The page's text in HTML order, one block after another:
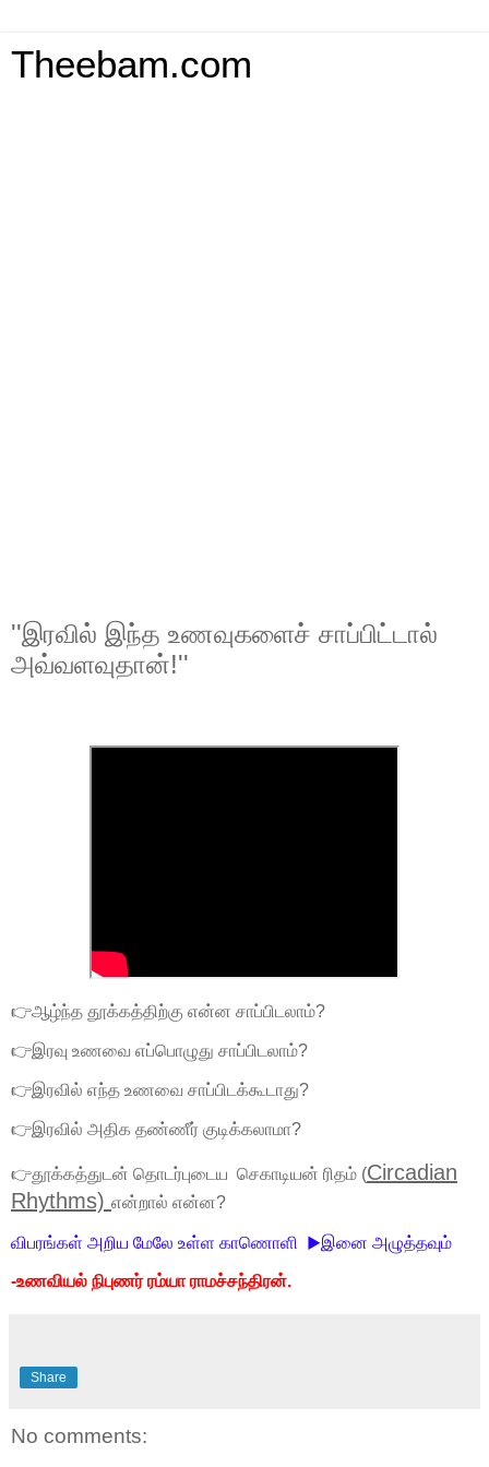
Theebam.com
''இரவில் இந்த உணவுகளைச் சாப்பிட்டால்
அவ்வளவுதான்!''
👉ஆழ்ந்த தூக்கத்திற்கு என்ன சாப்பிடலாம்?
👉இரவு உணவை எப்பொழுது சாப்பிடலாம்?
👉இரவில் எந்த உணவை சாப்பிடக்கூடாது?
👉இரவில் அதிக தண்ணீர் குடிக்கலாமா?
👉தூக்கத்துடன் தொடர்புடைய செகாடியன் ரிதம் (Circadian
Rhythms) என்றால் என்ன?
விபரங்கள் அறிய மேலே உள்ள காணொளி ▶இனை அழுத்தவும்
-உணவியல் நிபுணர் ரம்யா ராமச்சந்திரன்.
Share
No comments: